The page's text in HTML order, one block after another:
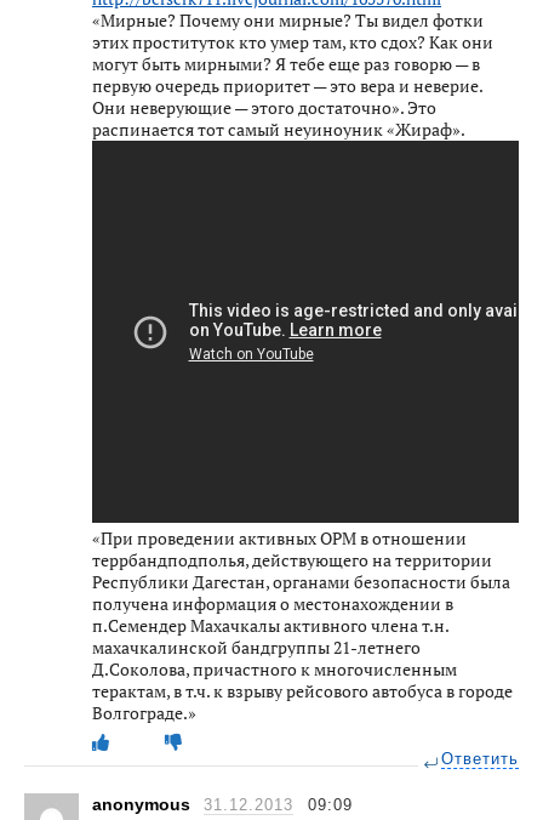
«Мирные? Почему они мирные? Ты видел фотки
этих проституток кто умер там, кто сдох? Как они
могут быть мирными? Я тебе еще раз говорю — в
первую очередь приоритет — это вера и неверие.
Они неверующие — этого достаточно». Это
распинается тот самый неуиноуник «Жираф».
«При проведении активных ОРМ в отношении
террбандподполья, действующего на территории
Республики Дагестан, органами безопасности была
получена информация о местонахождении в
п.Семендер Махачкалы активного члена т.н.
махачкалинской бандгруппы 21-летнего
Д.Соколова, причастного к многочисленным
терактам, в т.ч. к взрыву рейсового автобуса в городе
Волгограде.»
Ответить
anonymous 31.12.2013 09:09